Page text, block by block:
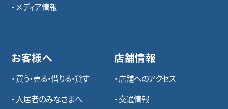
メディア情報
お客様へ
買う・売る・借りる・貸す
入居者のみなさまへ
店舗情報
店舗へのアクセス
交通情報